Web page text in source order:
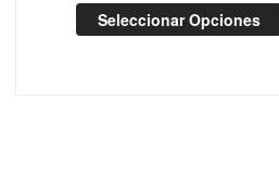
Seleccionar Opciones